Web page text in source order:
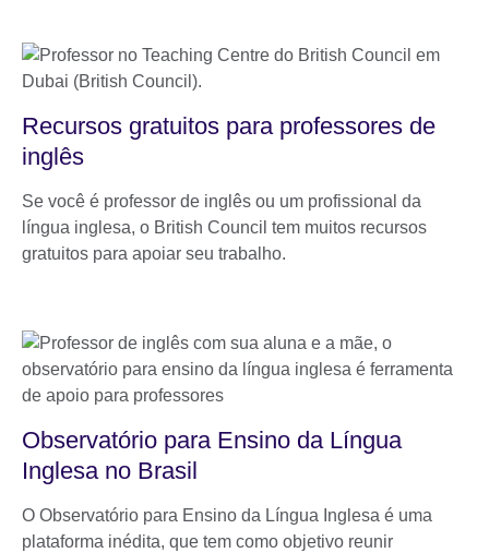
Recursos gratuitos para professores de
inglês
Se você é professor de inglês ou um profissional da
língua inglesa, o British Council tem muitos recursos
gratuitos para apoiar seu trabalho.
Observatório para Ensino da Língua
Inglesa no Brasil
O Observatório para Ensino da Língua Inglesa é uma
plataforma inédita, que tem como objetivo reunir